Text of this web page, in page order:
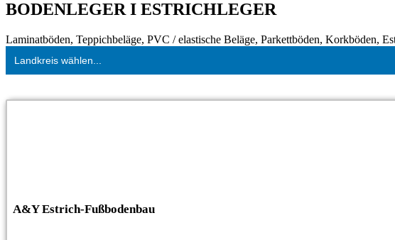
BODENLEGER I ESTRICHLEGER
Laminatböden, Teppichbeläge, PVC / elastische Beläge, Parkettböden, Korkböden,
Landkreis wählen...
A&Y Estrich-Fußbodenbau